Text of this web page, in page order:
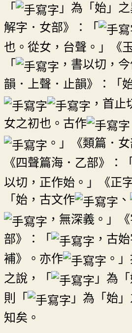
「
」為「始」
解字．女部》：「
也。從女，台聲。」《
「
，書以切，
韻．上聲．止韻》：「
，首止
女之初也。古作
。」《類篇．
《四聲篇海．乙部》：「
以切，正作始。」《正
「始，古文作
、
，無深義。」
部》：「
，古
補》。亦作
。
之說，「
」為
則「
」為「始
知矣。